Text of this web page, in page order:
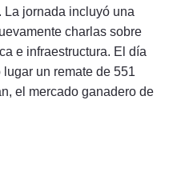
jornada incluyó una
charlas sobre
e infraestructura. El día
un remate de 551
el mercado ganadero de